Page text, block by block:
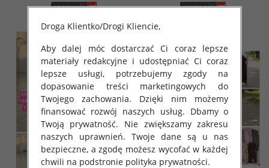
szczegóły szczegóły
Droga Klientko/Drogi Kliencie,
Aby dalej móc dostarczać Ci coraz lepsze
materiały redakcyjne i udostępniać Ci coraz
lepsze usługi, potrzebujemy zgody na
dopasowanie treści marketingowych do
Twojego zachowania. Dzięki nim możemy
finansować rozwój naszych usług. Dbamy o
Twoją prywatność. Nie zwiększamy zakresu
naszych uprawnień. Twoje dane są u nas
bezpieczne, a zgodę możesz wycofać w każdej
chwili na podstronie polityka prywatności.